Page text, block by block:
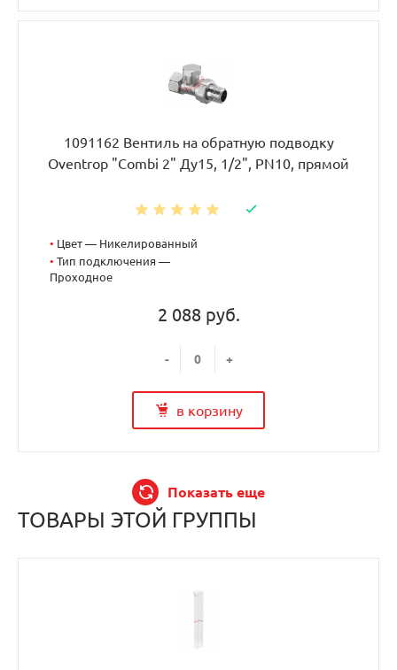
1091162 Вентиль на обратную подводку
Oventrop "Combi 2" Ду15, 1/2", PN10, прямой
• Цвет — Никелированный
• Тип подключения —
Проходное
2 088 руб.
- +
в корзину
Показать еще
ТОВАРЫ ЭТОЙ ГРУППЫ